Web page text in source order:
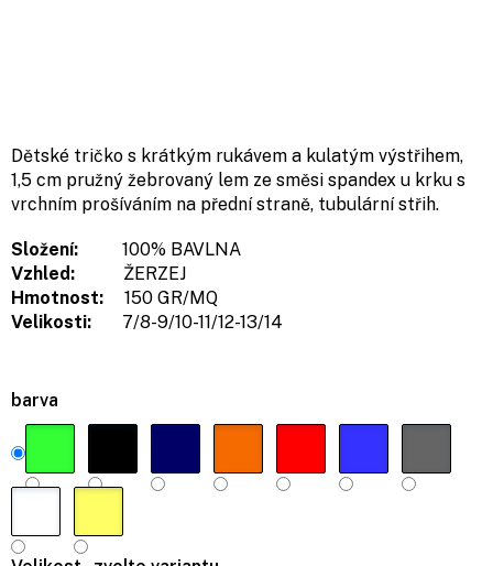
barva
Dětské tričko s krátkým rukávem a kulatým výstřihem,
1,5 cm pružný žebrovaný lem ze směsi spandex u krku s
vrchním prošíváním na přední straně, tubulární střih.
Složení:
100% BAVLNA
Vzhled:
ŽERZEJ
Hmotnost:
150 GR/MQ
Velikosti:
7/8-9/10-11/12-13/14